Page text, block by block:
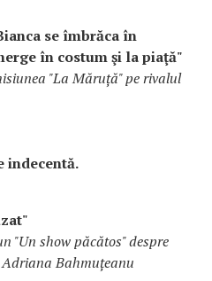
se îmbrăca în
în costum şi la piaţă"
"La Măruță" pe rivalul
indecentă.
"Un show păcătos" despre
Bahmuțeanu